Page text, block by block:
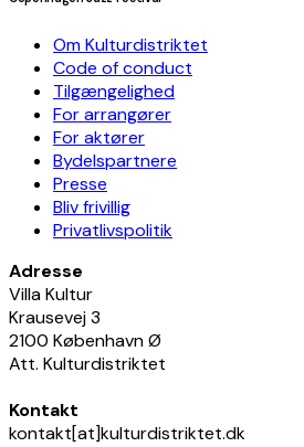
Om Kulturdistriktet
Code of conduct
Tilgængelighed
For arrangører
For aktører
Bydelspartnere
Presse
Bliv frivillig
Privatlivspolitik
Adresse
Villa Kultur
Krausevej 3
2100 København Ø
Att. Kulturdistriktet
Kontakt
kontakt[at]kulturdistriktet.dk